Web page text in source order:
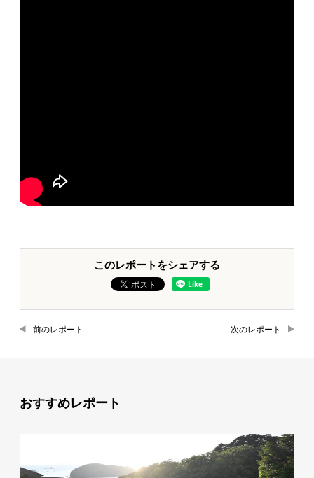
このレポートをシェアする
前のレポート 次のレポート
おすすめレポート